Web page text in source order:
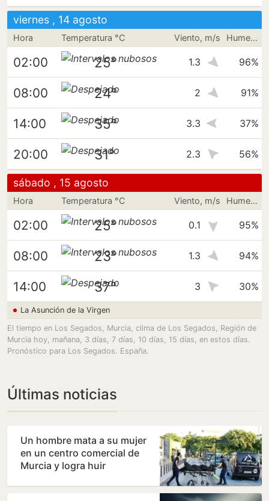
viernes , 14 agosto
Hora Temperatura °C Viento, m/s Humedad
02:00 25° 1.3 96%
08:00 24° 2 91%
14:00 35° 3.3 37%
20:00 31° 2.3 56%
sábado , 15 agosto
Hora Temperatura °C Viento, m/s Humedad
02:00 25° 0.1 95%
08:00 23° 1.3 94%
14:00 37° 3 30%
La Asunción de la Virgen
El tiempo en Los Segados, Murcia, clima de Los Segados, Región de
Murcia hoy, mañana, 3 días, 7 días, 10 días, 15 días, en estos días.
Pronóstico para Los Segados. España.
Últimas noticias
Un hombre mata a su mujer
en un centro comercial de
Murcia y logra huir